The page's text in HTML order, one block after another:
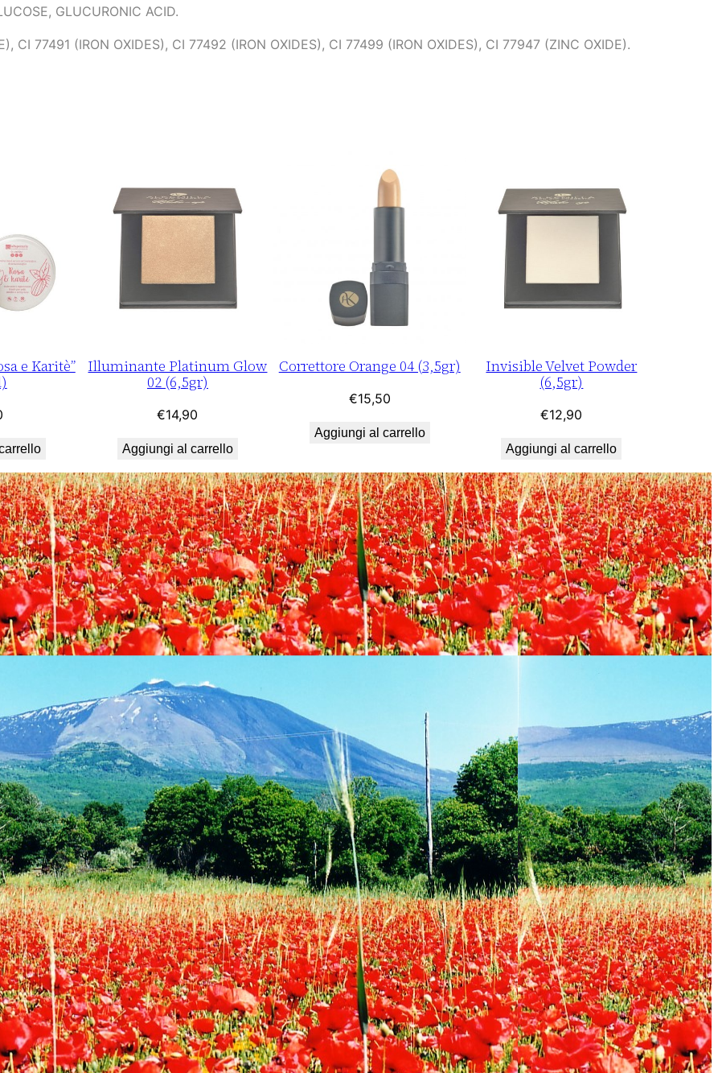
t
GLUCURONIC ACID.
CI 77491 (IRON OXIDES), CI 77492 (IRON OXIDES), CI 77499 (IRON OXIDES), CI 77947 (ZINC OXIDE).
e Karitè”
Illuminante Platinum Glow
02 (6,5gr)
€14,90
Aggiungi al carrello
Correttore Orange 04 (3,5gr)
€15,50
Aggiungi al carrello
Invisible Velvet Powder
(6,5gr)
€12,90
Aggiungi al carrello